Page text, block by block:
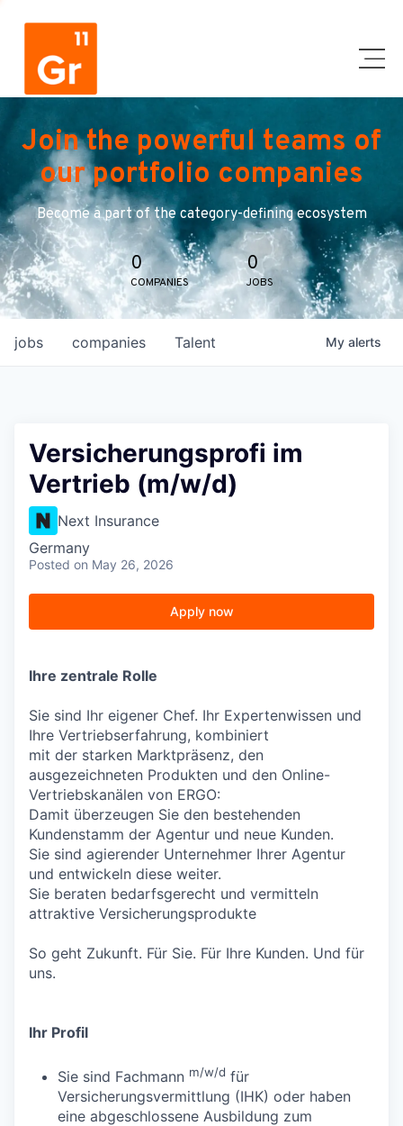
Join the powerful teams of
our portfolio companies
Become a part of the category-defining ecosystem
0
COMPANIES
0
JOBS
jobs companies Talent My alerts
Versicherungsprofi im
Vertrieb (m/w/d)
Next Insurance
Germany
Posted on May 26, 2026
Apply now
Ihre zentrale Rolle
Sie sind Ihr eigener Chef. Ihr Expertenwissen und
Ihre Vertriebserfahrung, kombiniert
mit der starken Marktpräsenz, den
ausgezeichneten Produkten und den Online-
Vertriebskanälen von ERGO:
Damit überzeugen Sie den bestehenden
Kundenstamm der Agentur und neue Kunden.
Sie sind agierender Unternehmer Ihrer Agentur
und entwickeln diese weiter.
Sie beraten bedarfsgerecht und vermitteln
attraktive Versicherungsprodukte
So geht Zukunft. Für Sie. Für Ihre Kunden. Und für
uns.
Ihr Profil
Sie sind Fachmann m/w/d für
Versicherungsvermittlung (IHK) oder haben
eine abgeschlossene Ausbildung zum